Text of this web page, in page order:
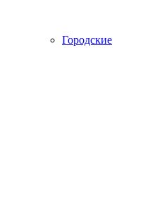
Городские